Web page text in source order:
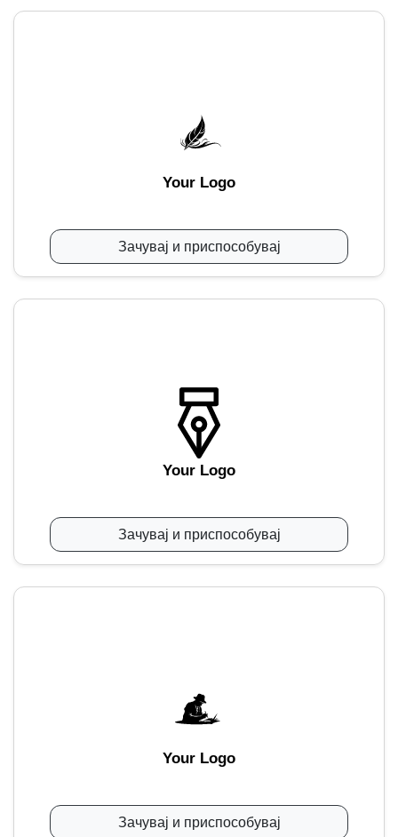
Your Logo
Зачувај и приспособувај
Your Logo
Зачувај и приспособувај
Your Logo
Зачувај и приспособувај